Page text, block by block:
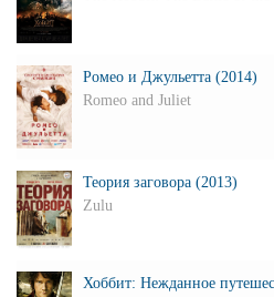
Ромео и Джульетта (2014)
Romeo and Juliet
Теория заговора (2013)
Zulu
Хоббит: Нежданное